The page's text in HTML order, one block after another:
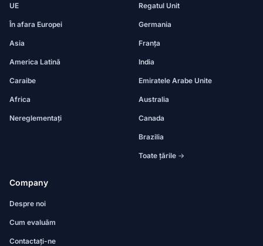
UE
În afara Europei
Asia
America Latină
Caraibe
Africa
Nereglementați
Regatul Unit
Germania
Franța
India
Emiratele Arabe Unite
Australia
Canada
Brazilia
Toate țările →
Company
Despre noi
Cum evaluăm
Contactați-ne